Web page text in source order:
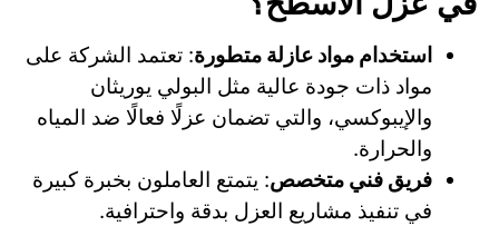
استخدام مواد عازلة متطورة: تعتمد الشركة على
مواد ذات جودة عالية مثل البولي يوريثان
والإيبوكسي، والتي تضمان عزلًا فعالًا ضد المياه
والحرارة.
فريق فني متخصص: يتمتع العاملون بخبرة كبيرة
في تنفيذ مشاريع العزل بدقة واحترافية.